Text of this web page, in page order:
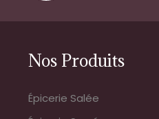
Nos Produits
Épicerie Salée